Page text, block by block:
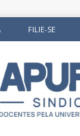
FILIE-SE